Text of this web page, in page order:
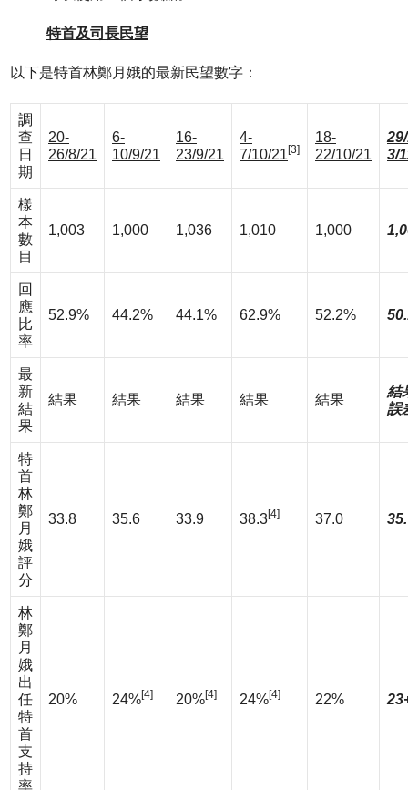
特首及司長民望
以下是特首林鄭月娥的最新民望數字：
調
查
日
期
20-
26/8/21
6-
10/9/21
16-
23/9/21
4-
7/10/21 [3]
18-
22/10/21
3/
樣
本
數
目
1,003 1,000 1,036 1,010 1,000
回
應
比
率
52.9% 44.2% 44.1% 62.9% 52.2%
最
新
結
果
結果 結果 結果 結果 結果
結
誤
特
首
林
鄭
月
娥
評
分
33.8 35.6 33.9 38.3[4] 37.0
林
鄭
月
娥
出
任
特
首
支
持
率
20% 24%[4] 20%[4] 24%[4] 22%